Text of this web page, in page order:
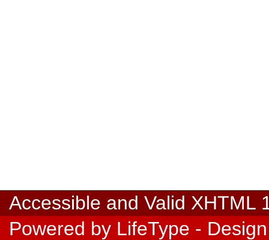
Accessible and Valid XHTML
Powered by LifeType -